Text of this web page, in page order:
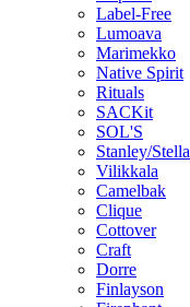
Label-Free
Lumoava
Marimekko
Native Spirit
Rituals
SACKit
SOL'S
Stanley/Stella
Vilikkala
Camelbak
Clique
Cottover
Craft
Dorre
Finlayson